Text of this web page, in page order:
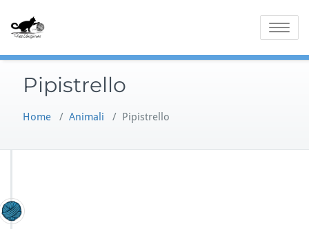
Toggle
Pipistrello
Home / Animali / Pipistrello